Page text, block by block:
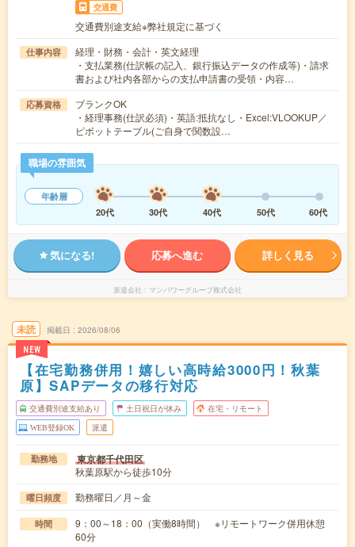
交通費
交通費別途支給※弊社規定に基づく
仕事内容
経理・財務・会計・英文経理
・支払業務(仕訳帳の記入、銀行振込データの作成等)・請求
書および社内各部からの支払申請書の受領・内容…
応募資格
ブランクOK
・経理事務(仕訳必須)・英語:抵抗なし・Excel:VLOOKUP／
ピボットテーブル(ご自身で関数設…
職場の雰囲気
年齢層
20代
30代 40代 50代 60代
気になる! 応募へ進む 詳しく見る
派遣会社 マンパワーグループ株式会社
未読
NEW
掲載日 2026/08/06
【在宅勤務併用！嬉しい高時給3000円！秋葉
原】SAPデータの移行対応
交通費別途支給あり 土日祝日が休み 在宅・リモート
WEB登録OK 派遣
勤務地 東京都千代田区
秋葉原駅から徒歩10分
曜日頻度 勤務曜日／月～金
時間
9：00～18：00（実働8時間） ※リモートワーク併用休憩
60分